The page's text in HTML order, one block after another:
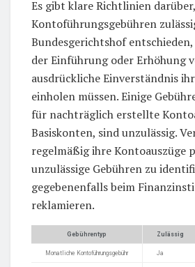
Es gibt klare Richtlinien
Kontoführungsgebühren
Bundesgerichtshof
der Einführung oder Erhöhung
ausdrückliche Einverständnis
einholen müssen. Einige
für nachträglich erstellte
Basiskonten, sind unzulässig.
regelmäßig ihre Kontoauszüge
unzulässige Gebühren zu
gegebenenfalls beim
reklamieren.
Gebührentyp Zulässig
Monatliche Kontoführungsgebühr Ja